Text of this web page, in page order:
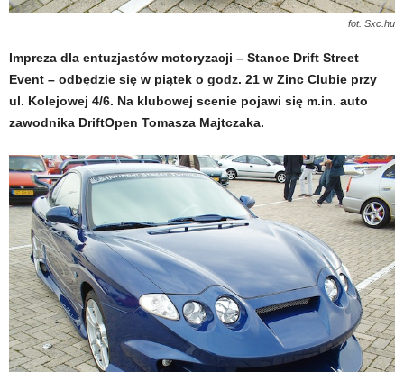
fot. Sxc.hu
Impreza dla entuzjastów motoryzacji – Stance Drift Street
Event – odbędzie się w piątek o godz. 21 w Zinc Clubie przy
ul. Kolejowej 4/6. Na klubowej scenie pojawi się m.in. auto
zawodnika DriftOpen Tomasza Majtczaka.